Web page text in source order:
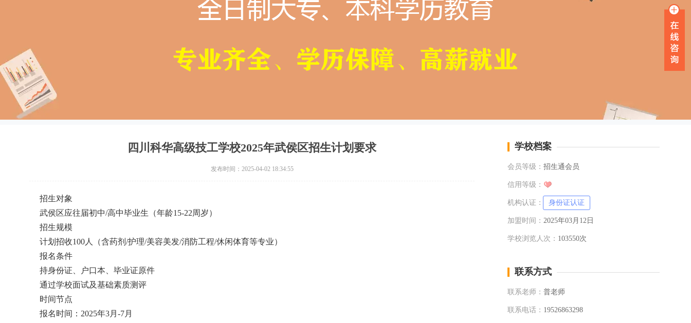
四川科华高级技工学校2025年武侯区招生计划要求
发布时间：2025-04-02 18:34:55
招生对象
武侯区应往届初中/高中毕业生（年龄15-22周岁）
招生规模
计划招收100人（含药剂/护理/美容美发/消防工程/休闲体育等专业）
报名条件
持身份证、户口本、毕业证原件
通过学校面试及基础素质测评
时间节点
报名时间：2025年3月-7月
学校档案
会员等级： 招生通会员
信用等级：
机构认证： 身份证认证
加盟时间： 2025年03月12日
学校浏览人次： 103550次
联系方式
联系老师： 普老师
联系电话： 19526863298